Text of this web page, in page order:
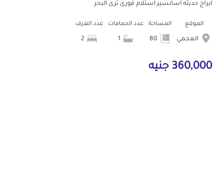
ابراج حديثه اسانسير استلام فورى ترى البحر
الموقع
العجمي
المساحة عدد الحمامات عدد الغرف
360,000 جنيه